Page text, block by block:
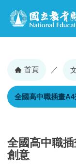
首頁 ／
全國高中職
創意